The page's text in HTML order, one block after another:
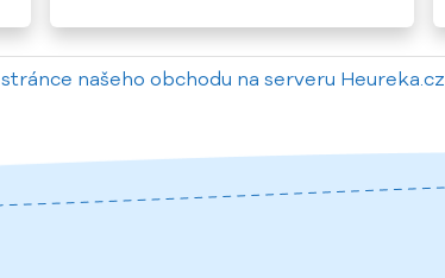
stránce našeho obchodu na serveru Heureka.cz